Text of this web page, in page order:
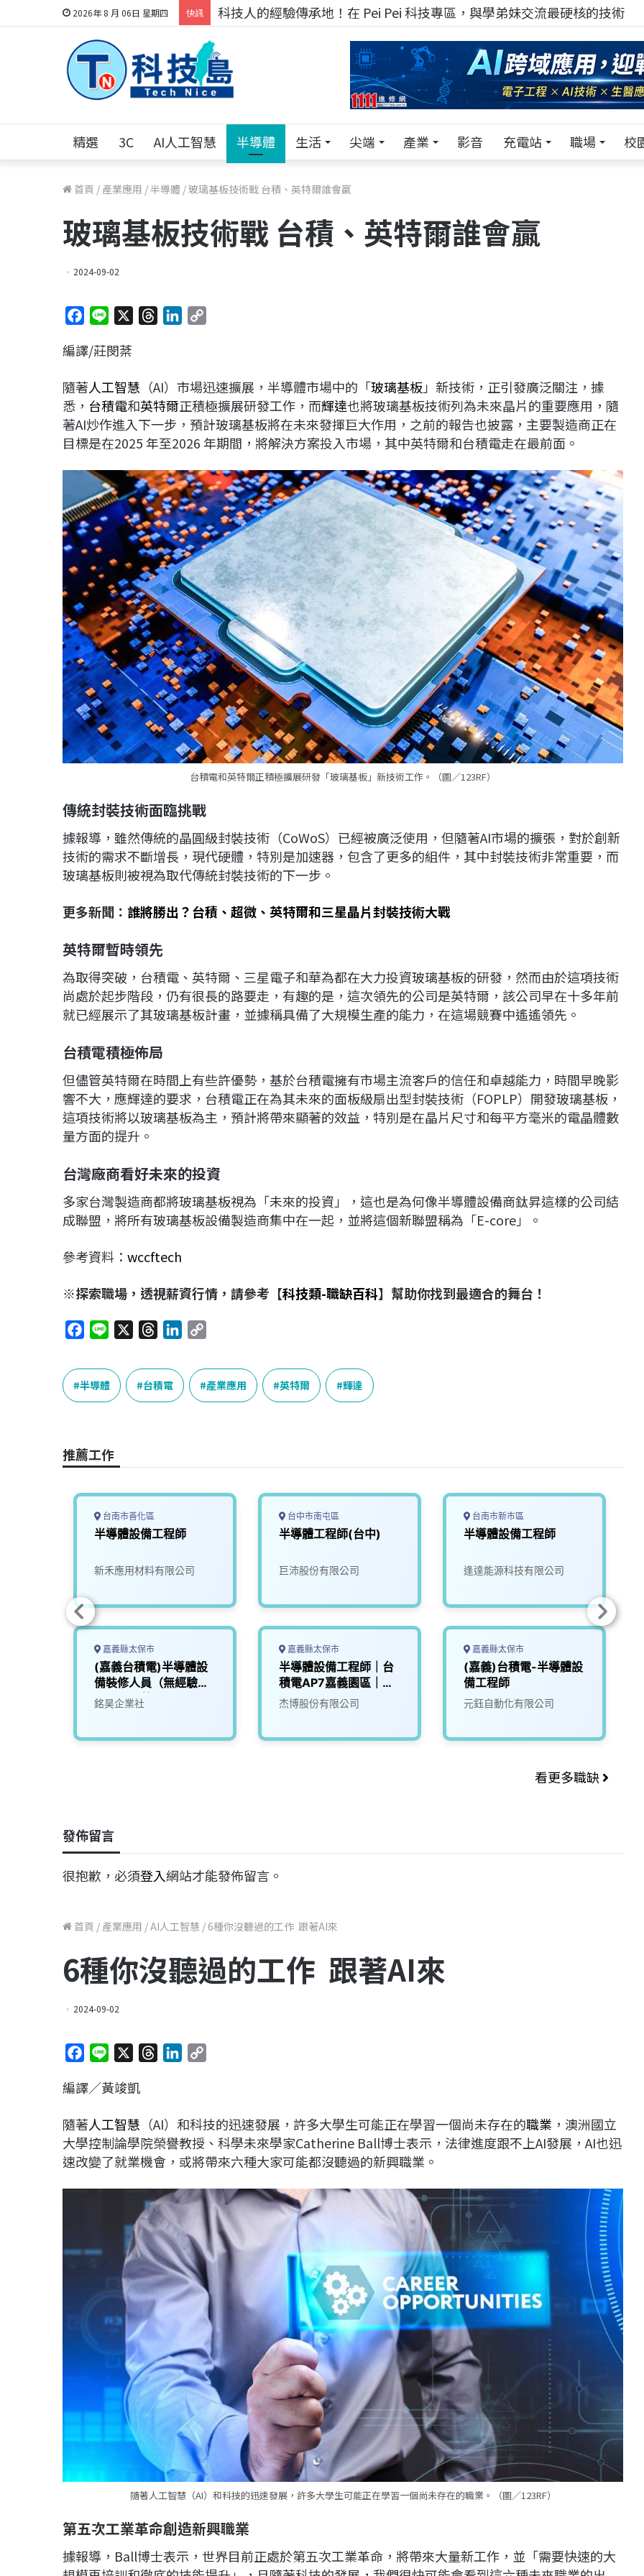
2026年 8 月 06日 星期四 快訊 科技人的經驗傳承地！在 Pei Pei 科技專區，與學弟妹交流最硬核的技術
精選 3C AI人工智慧 半導體 生活 尖端 產業 影音 充電站 職場 校
首頁 / 產業應用 /半導體 /玻璃基板技術戰 台積、英特爾誰會贏
玻璃基板技術戰 台積、英特爾誰會贏
2024-09-02
c
b
o
o
k
n
a
d
s
e
d
I
n
L
i
n
k
編譯/莊閔棻
隨著人工智慧 （AI）市場迅速擴展，半導體市場中的「玻璃基板」新技術，正引發廣泛關注，據
悉， 台積電和英特爾正積極擴展研發工作，而輝達也將玻璃基板技術列為未來晶片的重要應用，隨
著AI炒作進入下一步，預計玻璃基板將在未來發揮巨大作用，之前的報告也披露，主要製造商正在
目標是在2025 年至2026 年期間，將解決方案投入市場，其中英特爾和台積電走在最前面。
台積電和英特爾正積極擴展研發「玻璃基板」新技術工作。（圖／123RF）
傳統封裝技術面臨挑戰
據報導，雖然傳統的晶圓級封裝技術（CoWoS）已經被廣泛使用，但隨著AI市場的擴張，對於創新
技術的需求不斷增長，現代硬體，特別是加速器，包含了更多的組件，其中封裝技術非常重要，而
玻璃基板則被視為取代傳統封裝技術的下一步。
更多新聞： 誰將勝出？台積、超微、英特爾和三星晶片封裝技術大戰
英特爾暫時領先
為取得突破，台積電、英特爾、三星電子和華為都在大力投資玻璃基板的研發，然而由於這項技術
尚處於起步階段，仍有很長的路要走，有趣的是，這次領先的公司是英特爾，該公司早在十多年前
就已經展示了其玻璃基板計畫，並據稱具備了大規模生產的能力，在這場競賽中遙遙領先。
台積電積極佈局
但儘管英特爾在時間上有些許優勢，基於台積電擁有市場主流客戶的信任和卓越能力，時間早晚影
響不大，應輝達的要求，台積電正在為其未來的面板級扇出型封裝技術（FOPLP）開發玻璃基板，
這項技術將以玻璃基板為主，預計將帶來顯著的效益，特別是在晶片尺寸和每平方毫米的電晶體數
量方面的提升。
台灣廠商看好未來的投資
多家台灣製造商都將玻璃基板視為「未來的投資」，這也是為何像半導體設備商鈦昇這樣的公司結
成聯盟，將所有玻璃基板設備製造商集中在一起，並將這個新聯盟稱為「E-core」。
參考資料： wccftech
※探索職場，透視薪資行情，請參考【科技類-職缺百科】幫助你找到最適合的舞台！
c
e
b
k
n
e
r
e
a
k
p
y
L
半導體 台積電 產業應用 英特爾 輝達
推薦工作
台南市善化區
半導體設備工程師
新禾應用材料有限公司
嘉義縣太保市
(嘉義台積電)半導體設
備裝修人員（無經驗
可）（月薪）
銘昊企業社
台中市南屯區
半導體工程師(台中)
巨沛股份有限公司
嘉義縣太保市
半導體設備工程師｜台
積電AP7嘉義園區｜
36K–50K
杰博股份有限公司
台南市新市區
半導體設備工程師
逢達能源科技有限公司
嘉義縣太保市
(嘉義)台積電-半導體設
備工程師
元鈺自動化有限公司
看更多職缺
發佈留言
很抱歉，必須登入網站才能發佈留言。